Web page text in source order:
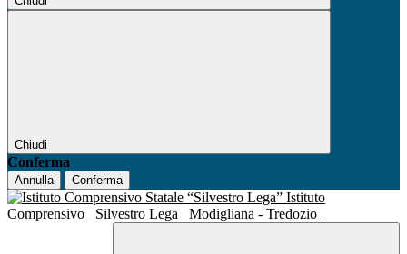
Chiudi
Conferma
Annulla Conferma
Istituto
Comprensivo
Silvestro Lega Modigliana - Tredozio